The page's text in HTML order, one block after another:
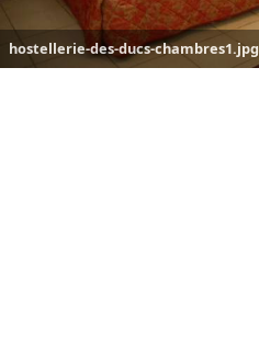
hostellerie-des-ducs-chambres1.jpg